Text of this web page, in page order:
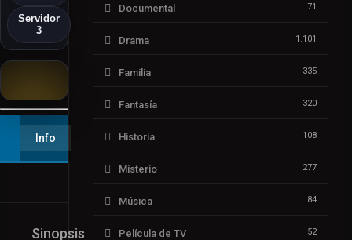
Servidor
3
▶️ Play
Info
Sinopsis
Documental 71
Drama 1.101
Familia 335
Fantasía 320
Historia 108
Misterio 277
Música 84
Película de TV 52